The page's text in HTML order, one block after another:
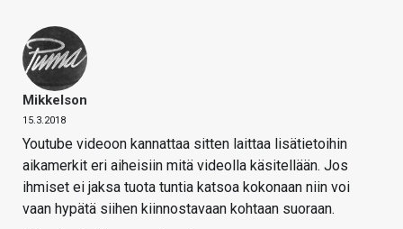
Mikkelson
15.3.2018
Youtube videoon kannattaa sitten laittaa lisätietoihin
aikamerkit eri aiheisiin mitä videolla käsitellään. Jos
ihmiset ei jaksa tuota tuntia katsoa kokonaan niin voi
vaan hypätä siihen kiinnostavaan kohtaan suoraan.